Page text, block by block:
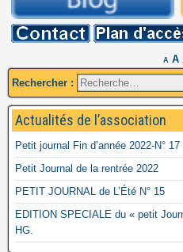
A A
Rechercher :
Actualités de l’association
Petit journal Fin d’année 2022-N° 17
Petit Journal de la rentrée 2022
PETIT JOURNAL de L’Été N° 15
EDITION SPECIALE du « petit
HG.